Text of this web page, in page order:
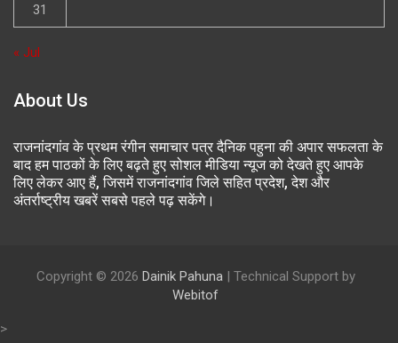
31
« Jul
About Us
राजनांदगांव के प्रथम रंगीन समाचार पत्र दैनिक पहुना की अपार सफलता के
बाद हम पाठकों के लिए बढ़ते हुए सोशल मीडिया न्यूज को देखते हुए आपके
लिए लेकर आए हैं, जिसमें राजनांदगांव जिले सहित प्रदेश, देश और
अंतर्राष्ट्रीय खबरें सबसे पहले पढ़ सकेंगे।
Copyright © 2026 Dainik Pahuna| Technical Support by
Webitof
>